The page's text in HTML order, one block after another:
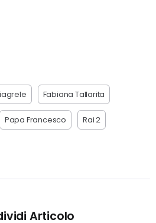
Fabiana Tallarita
Papa Francesco Rai 2
Articolo